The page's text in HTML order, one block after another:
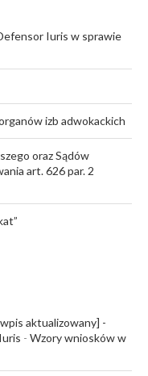
Iuris w sprawie
izb adwokackich
oraz Sądów
art. 626 par. 2
aktualizowany] -
- Wzory wniosków w